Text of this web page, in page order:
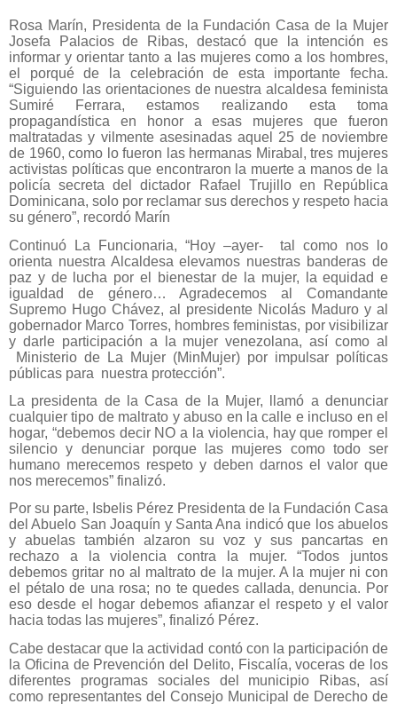
Rosa Marín, Presidenta de la Fundación Casa de la Mujer
Josefa Palacios de Ribas, destacó que la intención es
informar y orientar tanto a las mujeres como a los hombres,
el porqué de la celebración de esta importante fecha.
“Siguiendo las orientaciones de nuestra alcaldesa feminista
Sumiré Ferrara, estamos realizando esta toma
propagandística en honor a esas mujeres que fueron
maltratadas y vilmente asesinadas aquel 25 de noviembre
de 1960, como lo fueron las hermanas Mirabal, tres mujeres
activistas políticas que encontraron la muerte a manos de la
policía secreta del dictador Rafael Trujillo en República
Dominicana, solo por reclamar sus derechos y respeto hacia
su género”, recordó Marín
Continuó La Funcionaria, “Hoy –ayer- tal como nos lo
orienta nuestra Alcaldesa elevamos nuestras banderas de
paz y de lucha por el bienestar de la mujer, la equidad e
igualdad de género… Agradecemos al Comandante
Supremo Hugo Chávez, al presidente Nicolás Maduro y al
gobernador Marco Torres, hombres feministas, por visibilizar
y darle participación a la mujer venezolana, así como al
Ministerio de La Mujer (MinMujer) por impulsar políticas
públicas para nuestra protección”.
La presidenta de la Casa de la Mujer, llamó a denunciar
cualquier tipo de maltrato y abuso en la calle e incluso en el
hogar, “debemos decir NO a la violencia, hay que romper el
silencio y denunciar porque las mujeres como todo ser
humano merecemos respeto y deben darnos el valor que
nos merecemos” finalizó.
Por su parte, Isbelis Pérez Presidenta de la Fundación Casa
del Abuelo San Joaquín y Santa Ana indicó que los abuelos
y abuelas también alzaron su voz y sus pancartas en
rechazo a la violencia contra la mujer. “Todos juntos
debemos gritar no al maltrato de la mujer. A la mujer ni con
el pétalo de una rosa; no te quedes callada, denuncia. Por
eso desde el hogar debemos afianzar el respeto y el valor
hacia todas las mujeres”, finalizó Pérez.
Cabe destacar que la actividad contó con la participación de
la Oficina de Prevención del Delito, Fiscalía, voceras de los
diferentes programas sociales del municipio Ribas, así
como representantes del Consejo Municipal de Derecho de